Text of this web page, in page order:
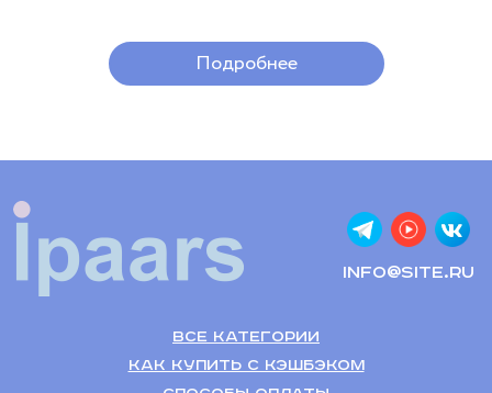
Подробнее
Все категории
Как купить с кэшбэком
info@site.ru